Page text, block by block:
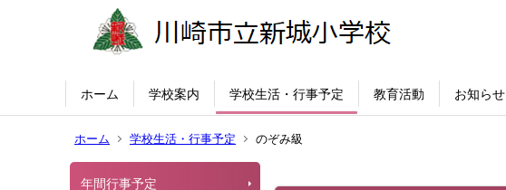
ホーム 学校案内 学校生活・行事予定 教育活動 お知らせ
ホーム 学校生活・行事予定 のぞみ級
年間行事予定